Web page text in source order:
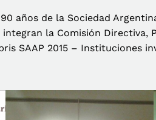
años de la Sociedad
la Comisión Directiva,
SAAP 2015 – Instituciones